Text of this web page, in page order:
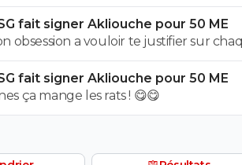
le style de vie ou l'hygiène ou
jouer un vrai professionnel). Non
des considérations racistes... Ah la la...
fait signer Akliouche pour 50 ME
obsession a vouloir te justifier sur
Tu aurais la queue d'un chat qui
t'accuserait de l'avoir mangé que tu
fait signer Akliouche pour 50 ME
ça mange les rats ! 😋😋